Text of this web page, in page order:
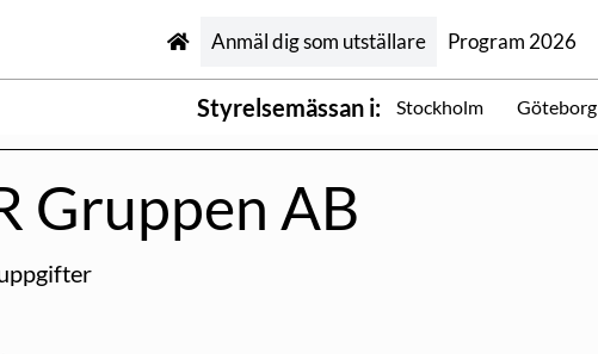
Anmäl dig som utställare Program 2026
Styrelsemässan i: Stockholm Göteborg
Gruppen AB